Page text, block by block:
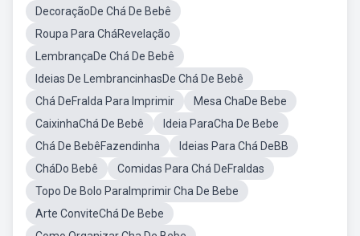
DecoraçãoDe Chá De Bebê
Roupa Para CháRevelação
LembrançaDe Chá De Bebê
Ideias De LembrancinhasDe Chá De Bebê
Chá DeFralda Para Imprimir
Mesa ChaDe Bebe
CaixinhaChá De Bebê
Ideia ParaCha De Bebe
Chá De BebêFazendinha
Ideias Para Chá DeBB
CháDo Bebê
Comidas Para Chá DeFraldas
Topo De Bolo ParaImprimir Cha De Bebe
Arte ConviteChá De Bebe